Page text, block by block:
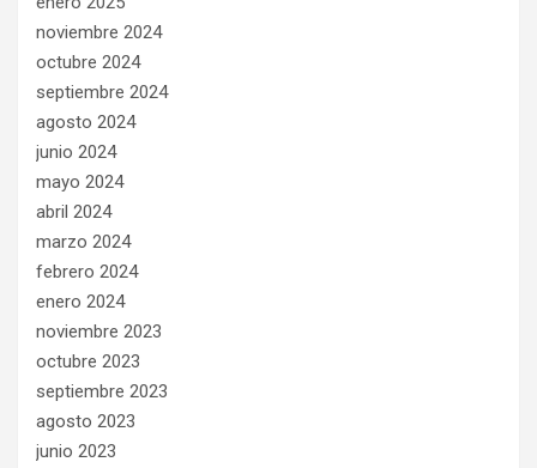
noviembre 2024
octubre 2024
septiembre 2024
agosto 2024
junio 2024
mayo 2024
abril 2024
marzo 2024
febrero 2024
enero 2024
noviembre 2023
octubre 2023
septiembre 2023
agosto 2023
junio 2023